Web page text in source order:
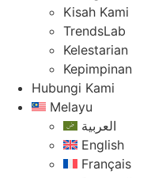
Kisah Kami
TrendsLab
Kelestarian
Kepimpinan
Hubungi Kami
Melayu
العربية
English
Français